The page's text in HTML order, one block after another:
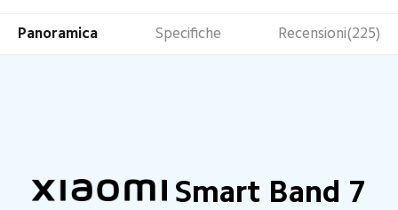
Panoramica Specifiche Recensioni(225)
Smart Band 7